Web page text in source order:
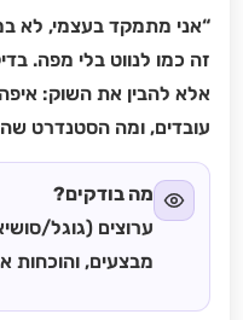
“אני מתמקד בעצמי, לא
זה כמו לנווט בלי מפה.
אלא להבין את השוק:
עובדים, ומה הסטנדרט
מה בודקים?
ערוצים (גוגל/
מבצעים, והוכחות